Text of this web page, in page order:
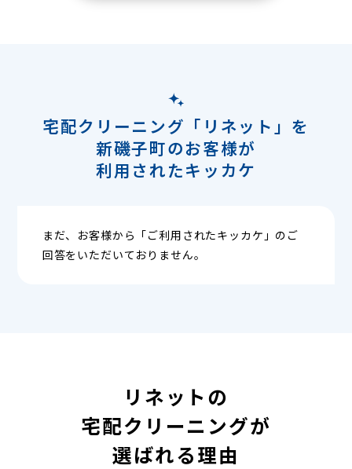
宅配クリーニング「リネット」を
新磯子町のお客様が
利用されたキッカケ
まだ、お客様から「ご利用されたキッカケ」のご
回答をいただいておりません。
リネットの
宅配クリーニングが
選ばれる理由